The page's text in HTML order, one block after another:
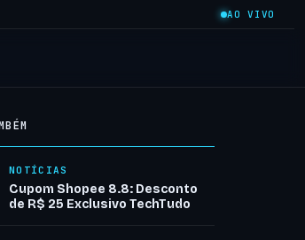
AO VIVO
NOTÍCIAS
Cupom Shopee 8.8: Desconto
de R$ 25 Exclusivo TechTudo